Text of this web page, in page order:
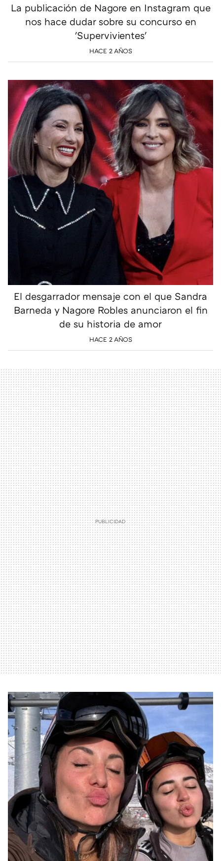
La publicación de Nagore en Instagram que
nos hace dudar sobre su concurso en
'Supervivientes'
HACE 2 AÑOS
El desgarrador mensaje con el que Sandra
Barneda y Nagore Robles anunciaron el fin
de su historia de amor
HACE 2 AÑOS